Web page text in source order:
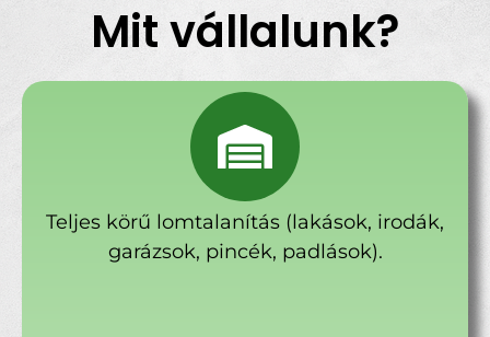
Mit vállalunk?
Teljes körű lomtalanítás (lakások, irodák,
garázsok, pincék, padlások).